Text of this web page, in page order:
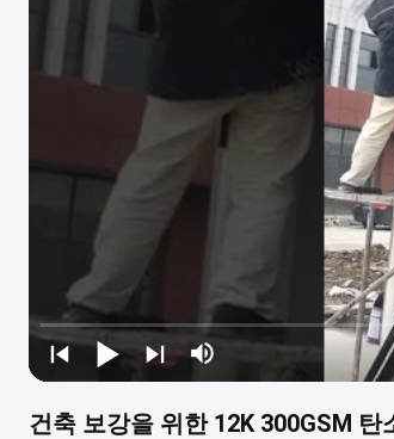
건축 보강을 위한 12K 300GSM